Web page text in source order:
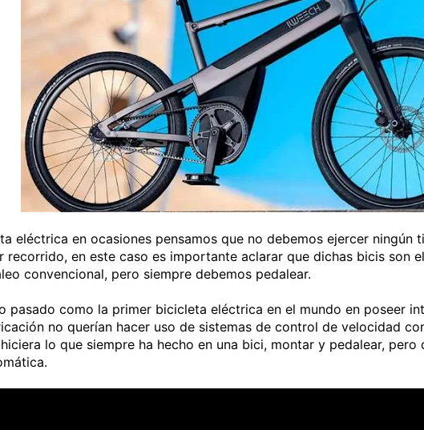
eléctrica en ocasiones pensamos que no debemos ejercer
recorrido, en este caso es importante aclarar que dichas bicis son
convencional, pero siempre debemos pedalear.
pasado como la primer bicicleta eléctrica en el mundo en poseer
no querían hacer uso de sistemas de control de velocidad
lo que siempre ha hecho en una bici, montar y pedalear,